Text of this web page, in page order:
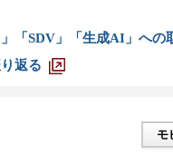
「SDV」「生成AI」への
返る
モ